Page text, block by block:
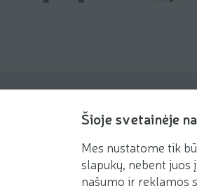
Šioje svetainėje
Mes nustatome tik
slapukų, nebent juos
našumo ir reklamos
description
Recommendations